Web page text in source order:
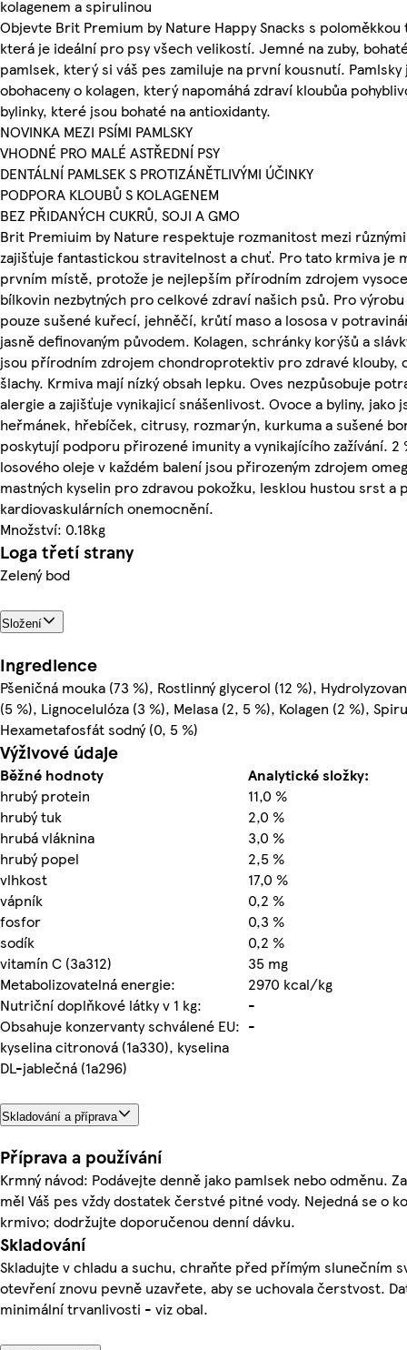
kolagenem a spirulinou
Objevte Brit Premium by Nature Happy Snacks s
která je ideální pro psy všech velikostí. Jemné na zuby,
pamlsek, který si váš pes zamiluje na první kousnutí. Pamlsky
obohaceny o kolagen, který napomáhá zdraví kloubůa
bylinky, které jsou bohaté na antioxidanty.
NOVINKA MEZI PSÍMI PAMLSKY
VHODNÉ PRO MALÉ ASTŘEDNÍ PSY
DENTÁLNÍ PAMLSEK S PROTIZÁNĚTLIVÝMI ÚČINKY
PODPORA KLOUBŮ S KOLAGENEM
BEZ PŘIDANÝCH CUKRŮ, SOJI A GMO
Brit Premiuim by Nature respektuje rozmanitost mezi
zajišťuje fantastickou stravitelnost a chuť. Pro tato krmiva je
prvním místě, protože je nejlepším přírodním zdrojem
bílkovin nezbytných pro celkové zdraví našich psů. Pro
pouze sušené kuřecí, jehněčí, krůtí maso a lososa v
jasně definovaným původem. Kolagen, schránky korýšů a
jsou přírodním zdrojem chondroprotektiv pro zdravé klouby,
šlachy. Krmiva mají nízký obsah lepku. Oves nezpůsobuje
alergie a zajišťuje vynikajicí snášenlivost. Ovoce a byliny, jako
heřmánek, hřebíček, citrusy, rozmarýn, kurkuma a sušené
poskytují podporu přirozené imunity a vynikajícího zažívání. 2
losového oleje v každém balení jsou přirozeným zdrojem
mastných kyselin pro zdravou pokožku, lesklou hustou srst a
kardiovaskulárních onemocnění.
Množství: 0.18kg
Loga třetí strany
Zelený bod
Složení
Ingredience
Pšeničná mouka (73 %), Rostlinný glycerol (12 %),
(5 %), Lignocelulóza (3 %), Melasa (2, 5 %), Kolagen (2 %),
Hexametafosfát sodný (0, 5 %)
Výživové údaje
Běžné hodnoty
Analytické složky:
hrubý protein
11,0 %
hrubý tuk
2,0 %
hrubá vláknina
3,0 %
hrubý popel
2,5 %
vlhkost
17,0 %
vápník
0,2 %
fosfor
0,3 %
sodík
0,2 %
vitamín C (3a312)
35 mg
Metabolizovatelná energie:
2970 kcal/kg
Nutriční doplňkové látky v 1 kg:
-
Obsahuje konzervanty schválené EU:
kyselina citronová (1a330), kyselina
DL-jablečná (1a296)
-
Skladování a příprava
Příprava a používání
Krmný návod: Podávejte denně jako pamlsek nebo odměnu.
měl Váš pes vždy dostatek čerstvé pitné vody. Nejedná se o
krmivo; dodržujte doporučenou denní dávku.
Skladování
Skladujte v chladu a suchu, chraňte před přímým slunečním
otevření znovu pevně uzavřete, aby se uchovala čerstvost.
minimální trvanlivosti - viz obal.